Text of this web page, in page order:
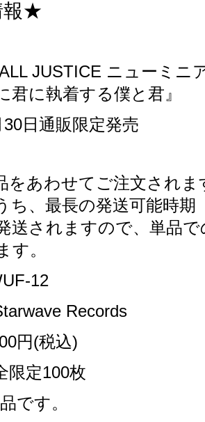
報★
JUSTICE ニューミニ
君に執着する僕と君』
30日通販限定発売
をあわせてご注文され
ち、最長の発送可能時期
送されますので、単品
す。
12
Records
円(税込)
限定100枚
です。